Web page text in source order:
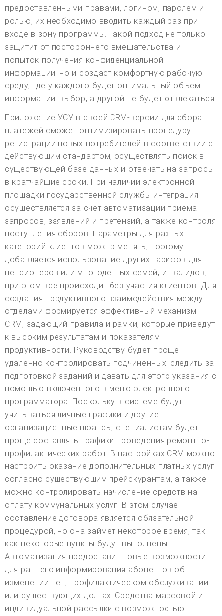
предоставленными правами, логином, паролем и
ролью, их необходимо вводить каждый раз при
входе в зону программы. Такой подход не только
защитит от постороннего вмешательства и
попыток получения конфиденциальной
информации, но и создаст комфортную рабочую
среду, где у каждого будет оптимальный объем
информации, выбор, а другой не будет отвлекаться.
Приложение УСУ в своей CRM-версии для сбора
платежей сможет оптимизировать процедуру
регистрации новых потребителей в соответствии с
действующим стандартом, осуществлять поиск в
существующей базе данных и отвечать на запросы
в кратчайшие сроки. При наличии электронной
площадки государственной службы интеграция
осуществляется за счет автоматизации приема
запросов, заявлений и претензий, а также контроля
поступления сборов. Параметры для разных
категорий клиентов можно менять, поэтому
добавляется использование других тарифов для
пенсионеров или многодетных семей, инвалидов,
при этом все происходит без участия клиентов. Для
создания продуктивного взаимодействия между
отделами формируется эффективный механизм
CRM, задающий правила и рамки, которые приведут
к высоким результатам и показателям
продуктивности. Руководству будет проще
удаленно контролировать подчиненных, следить за
подготовкой заданий и давать для этого указания с
помощью включенного в меню электронного
программатора. Поскольку в системе будут
учитываться личные графики и другие
организационные нюансы, специалистам будет
проще составлять графики проведения ремонтно-
профилактических работ. В настройках CRM можно
настроить оказание дополнительных платных услуг
согласно существующим прейскурантам, а также
можно контролировать начисление средств на
оплату коммунальных услуг. В этом случае
составление договора является обязательной
процедурой, но она займет некоторое время, так
как некоторые пункты будут выполнены.
Автоматизация предоставит новые возможности
для раннего информирования абонентов об
изменении цен, профилактическом обслуживании
или существующих долгах. Средства массовой и
индивидуальной рассылки с возможностью